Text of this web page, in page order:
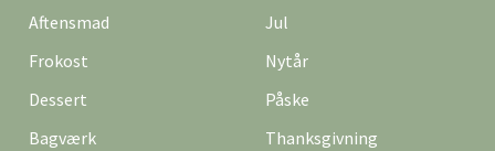
Aftensmad
Frokost
Dessert
Bagværk
Jul
Nytår
Påske
Thanksgivning